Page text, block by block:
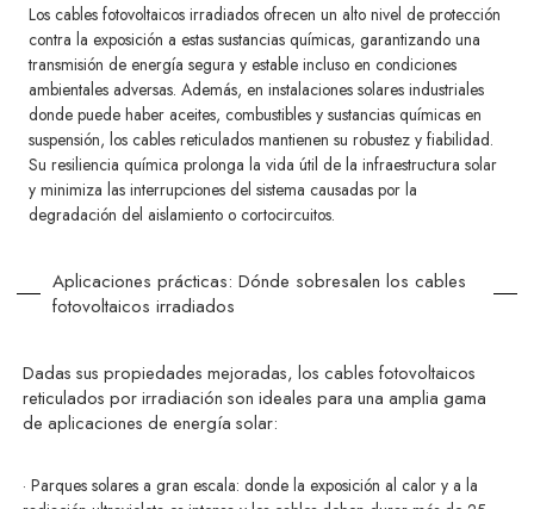
Los cables fotovoltaicos irradiados ofrecen un alto nivel de protección
contra la exposición a estas sustancias químicas, garantizando una
transmisión de energía segura y estable incluso en condiciones
ambientales adversas. Además, en instalaciones solares industriales
donde puede haber aceites, combustibles y sustancias químicas en
suspensión, los cables reticulados mantienen su robustez y fiabilidad.
Su resiliencia química prolonga la vida útil de la infraestructura solar
y minimiza las interrupciones del sistema causadas por la
degradación del aislamiento o cortocircuitos.
Aplicaciones prácticas: Dónde sobresalen los cables
fotovoltaicos irradiados
Dadas sus propiedades mejoradas, los cables fotovoltaicos
reticulados por irradiación son ideales para una amplia gama
de aplicaciones de energía solar:
· Parques solares a gran escala: donde la exposición al calor y a la